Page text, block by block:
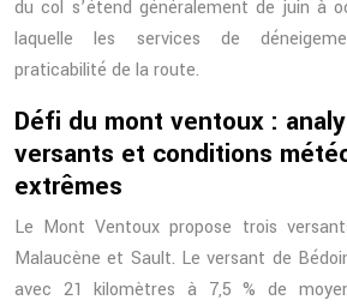
du col s’étend généralement de juin à
laquelle les services de
praticabilité de la route.
Défi du mont ventoux :
versants et conditions
extrêmes
Le Mont Ventoux propose trois
Malaucène et Sault. Le versant de
avec 21 kilomètres à 7,5 % de